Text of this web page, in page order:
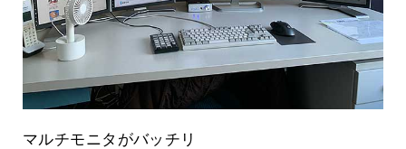
マルチモニタがバッチリ